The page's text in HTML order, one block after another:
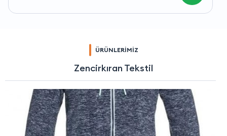
ÜRÜNLERİMİZ
Zencirkıran Tekstil